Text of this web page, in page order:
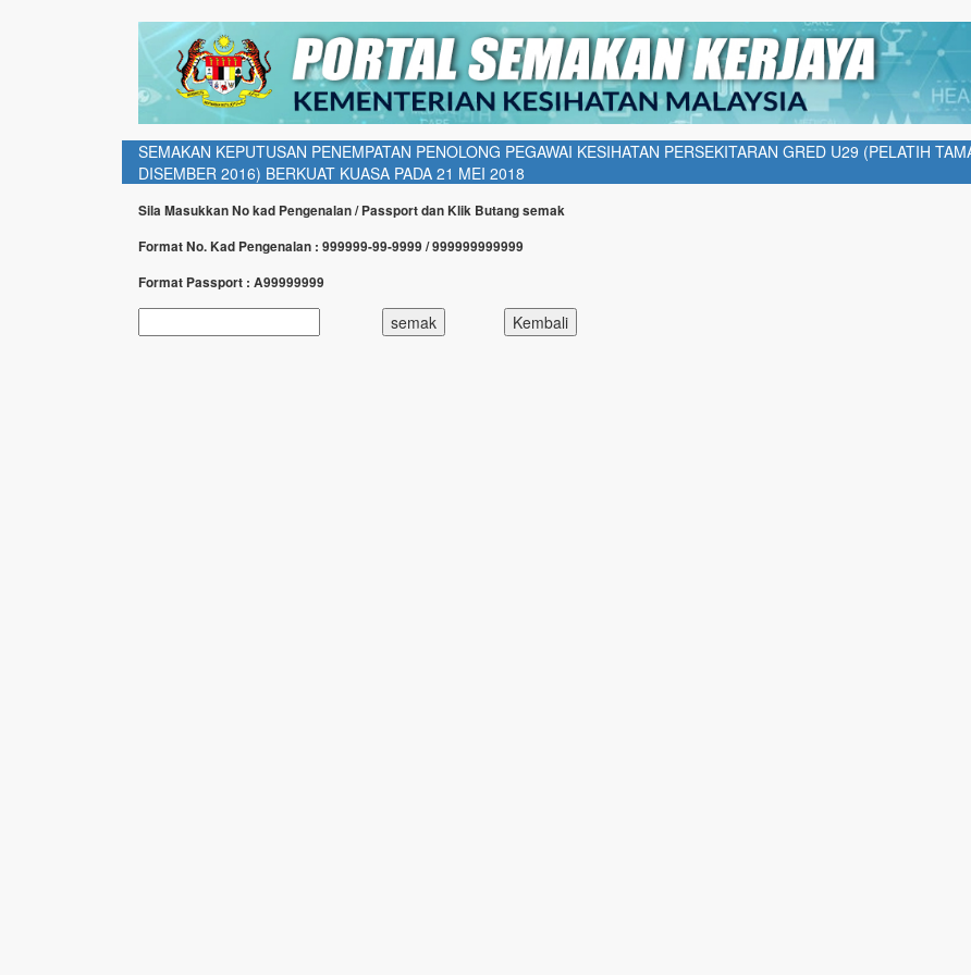
SEMAKAN KEPUTUSAN PENEMPATAN PENOLONG PEGAWAI KESIHATAN PERSEKITARAN GRED U29 (PELATIH
DISEMBER 2016) BERKUAT KUASA PADA 21 MEI 2018
Sila Masukkan No kad Pengenalan / Passport dan Klik Butang semak
Format No. Kad Pengenalan : 999999-99-9999 / 999999999999
Format Passport : A99999999